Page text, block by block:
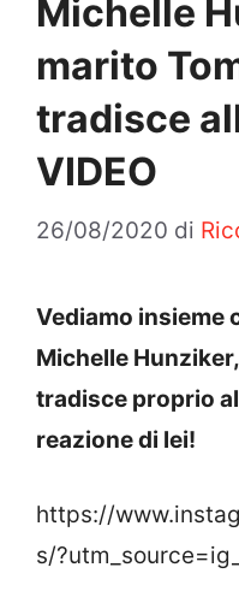
Michelle
marito
tradisce
VIDEO
26/08/2020 di
Vediamo insieme
Michelle
tradisce proprio
reazione di lei!
https://
s/